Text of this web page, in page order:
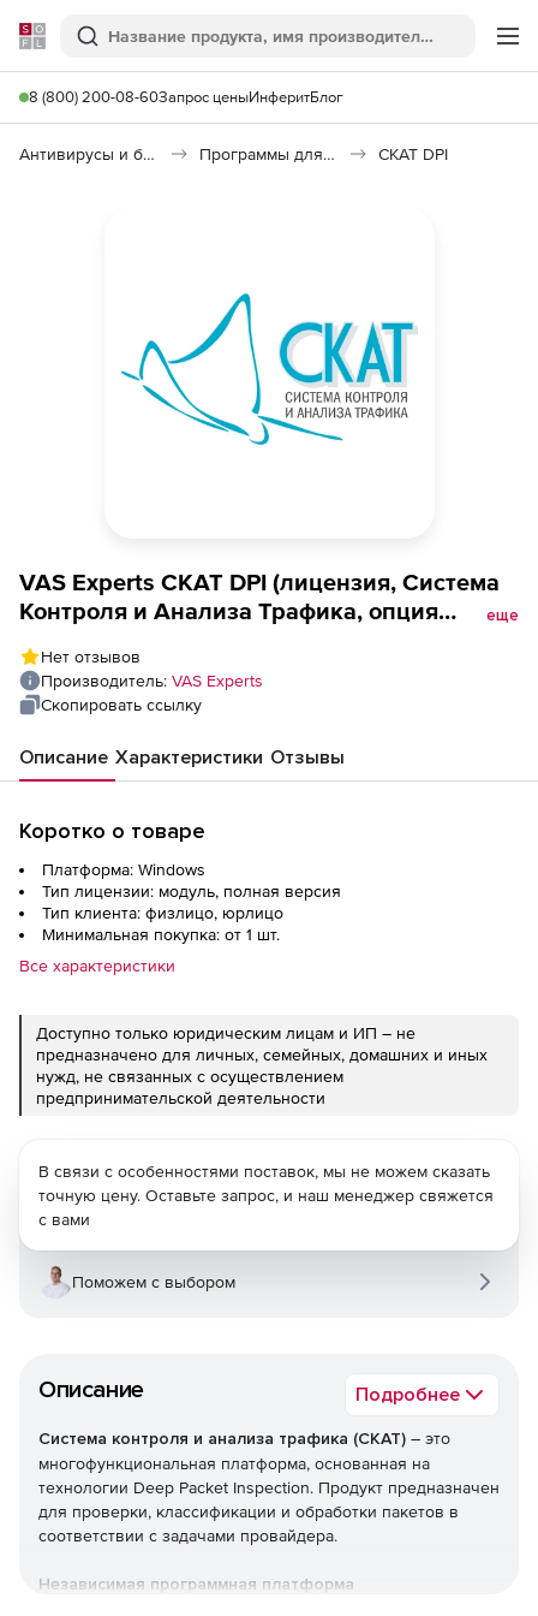
Softline
Поиск
8 (800) 200-08-60Запрос ценыИнферитБлог
Антивирусы и безопасность Программы для защиты информации СКАТ DPI
VAS Experts СКАТ DPI (лицензия, Система
Контроля и Анализа Трафика, опция
статистики NAT Flow, сжатие,
пользовательские фильтры), 20G (до 10G
еще
Нет отзывов
Производитель: VAS Experts
Скопировать ссылку
Описание Характеристики Отзывы
Коротко о товаре
Платформа: Windows
Тип лицензии: модуль, полная версия
Тип клиента: физлицо, юрлицо
Минимальная покупка: от 1 шт.
Все характеристики
Доступно только юридическим лицам и ИП – не
предназначено для личных, семейных, домашних и иных
нужд, не связанных с осуществлением
предпринимательской деятельности
Описание Подробнее
Система контроля и анализа трафика (СКАТ) – это
многофункциональная платформа, основанная на
технологии Deep Packet Inspection. Продукт предназначен
для проверки, классификации и обработки пакетов в
соответствии с задачами провайдера.
Независимая программная платформа
В связи с особенностями поставок, мы не можем сказать
точную цену. Оставьте запрос, и наш менеджер свяжется
с вами
Поможем с выбором